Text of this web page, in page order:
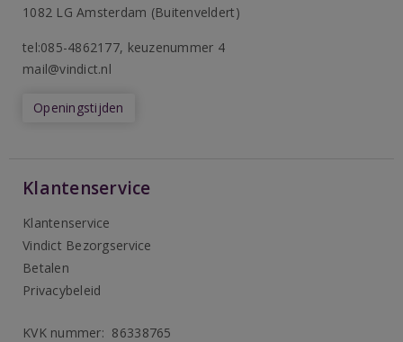
1082 LG Amsterdam (Buitenveldert)
tel:085-4862177, keuzenummer 4
mail@vindict.nl
Openingstijden
Klantenservice
Klantenservice
Vindict Bezorgservice
Betalen
Privacybeleid
KVK nummer: 86338765